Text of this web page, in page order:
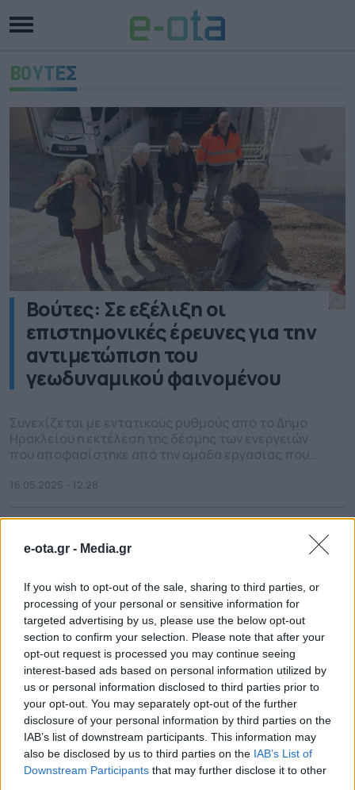
e-ota.gr - Media.gr
If you wish to opt-out of the sale, sharing to third parties, or
processing of your personal or sensitive information for
targeted advertising by us, please use the below opt-out
section to confirm your selection. Please note that after your
opt-out request is processed you may continue seeing
interest-based ads based on personal information utilized by
us or personal information disclosed to third parties prior to
your opt-out. You may separately opt-out of the further
disclosure of your personal information by third parties on the
IAB’s list of downstream participants. This information may
also be disclosed by us to third parties on the IAB’s List of
Downstream Participants that may further disclose it to other
ΒΟΥΤΕΣ
Βούτες: Σε εξέλιξη οι
επιστημονικές έρευνες για την
αντιμετώπιση του
γεωδυναμικού φαινομένου
Καλοκαιρινός, με στόχο την αντιμετώπιση του
Γραμματέας του Δήμου Ηρακλείου και πολιτική
Σκραφνάκη, πραγματοποίησε την Πέμπτη 15/5, νέα
16.05.2025 - 12.28
Σύσκεψη στις Βούτες για τις
ρωγμές στα κτίρια